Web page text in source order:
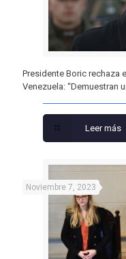
Presidente Boric rechaza
Venezuela: “Demuestran
Leer más
Noviembre 7, 2023